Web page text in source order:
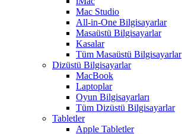
Mac Studio
All-in-One Bilgisayarlar
Masaüstü Bilgisayarlar
Kasalar
Tüm Masaüstü Bilgisayarlar
Dizüstü Bilgisayarlar
MacBook
Laptoplar
Oyun Bilgisayarları
Tüm Dizüstü Bilgisayarlar
Tabletler
Apple Tabletler